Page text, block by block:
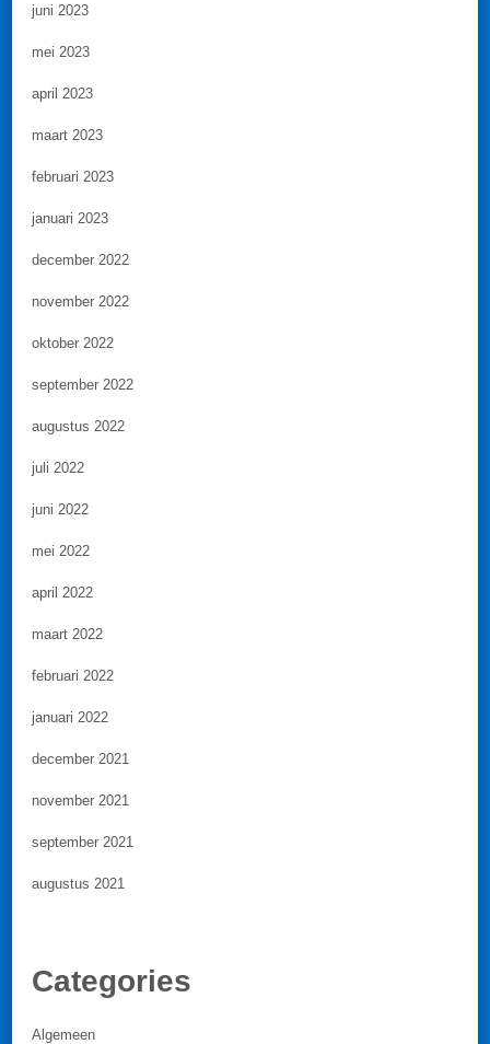
juni 2023
mei 2023
april 2023
maart 2023
februari 2023
januari 2023
december 2022
november 2022
oktober 2022
september 2022
augustus 2022
juli 2022
juni 2022
mei 2022
april 2022
maart 2022
februari 2022
januari 2022
december 2021
november 2021
september 2021
augustus 2021
Categories
Algemeen